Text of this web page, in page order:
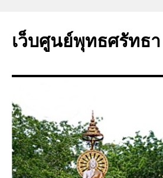
ยัง
เว็บศูนย์พุทธศรัทธา